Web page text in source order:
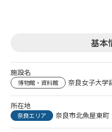
基本
施設名
博物館・資料館 奈良女子大学
所在地
奈良エリア 奈良市北魚屋東町